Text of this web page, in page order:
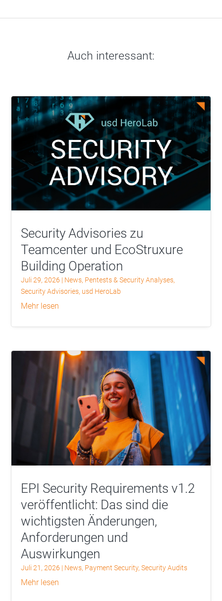
Auch interessant:
Security Advisories zu
Teamcenter und EcoStruxure
Building Operation
Juli 29, 2026 | News, Pentests & Security Analyses,
Security Advisories, usd HeroLab
mehr lesen
EPI Security Requirements v1.2
veröffentlicht: Das sind die
wichtigsten Änderungen,
Anforderungen und
Auswirkungen
Juli 21, 2026 | News, Payment Security,Security Audits
mehr lesen